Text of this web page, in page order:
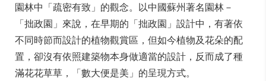
園林中「疏密有致」的觀念。以中國蘇州著名園林－
「拙政園」來說，在早期的「拙政園」設計中，有著依
不同時節而設計的植物觀賞區，但如今植物及花朵的配
置，卻沒有依照建築物本身做適當的設計，反而成了種
滿花花草草，「數大便是美」的呈現方式。